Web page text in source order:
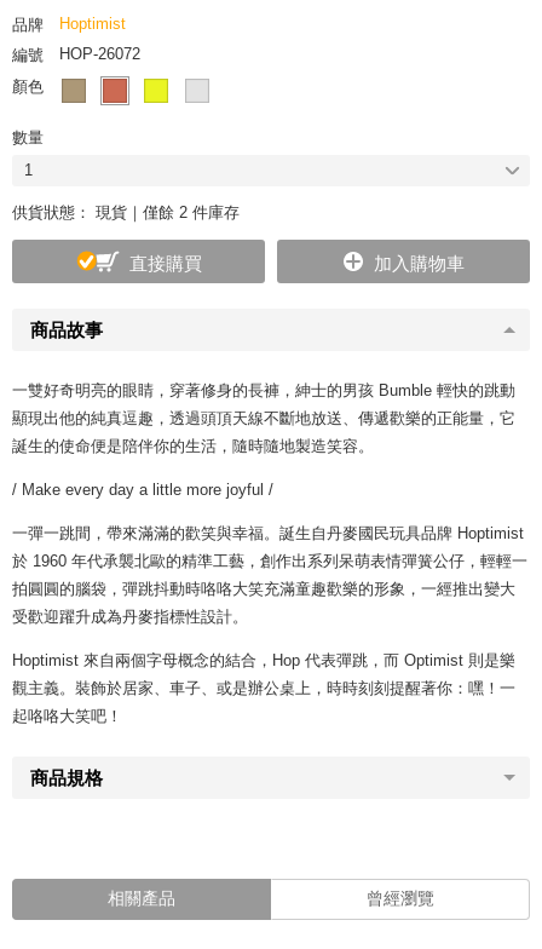
商品故事
一雙好奇明亮的眼睛，穿著修身的長褲，紳士的男孩 Bumble 輕快的跳動
顯現出他的純真逗趣，透過頭頂天線不斷地放送、傳遞歡樂的正能量，它
誕生的使命便是陪伴你的生活，隨時隨地製造笑容。
/ Make every day a little more joyful /
一彈一跳間，帶來滿滿的歡笑與幸福。誕生自丹麥國民玩具品牌 Hoptimist
於 1960 年代承襲北歐的精準工藝，創作出系列呆萌表情彈簧公仔，輕輕一
拍圓圓的腦袋，彈跳抖動時咯咯大笑充滿童趣歡樂的形象，一經推出變大
受歡迎躍升成為丹麥指標性設計。
Hoptimist 來自兩個字母概念的結合，Hop 代表彈跳，而 Optimist 則是樂
觀主義。裝飾於居家、車子、或是辦公桌上，時時刻刻提醒著你：嘿！一
起咯咯大笑吧！
商品規格
品牌
Hoptimist
編號
HOP-26072
顏色
數量
1
供貨狀態： 現貨｜僅餘 2 件庫存
直接購買 加入購物車
相關產品 曾經瀏覽